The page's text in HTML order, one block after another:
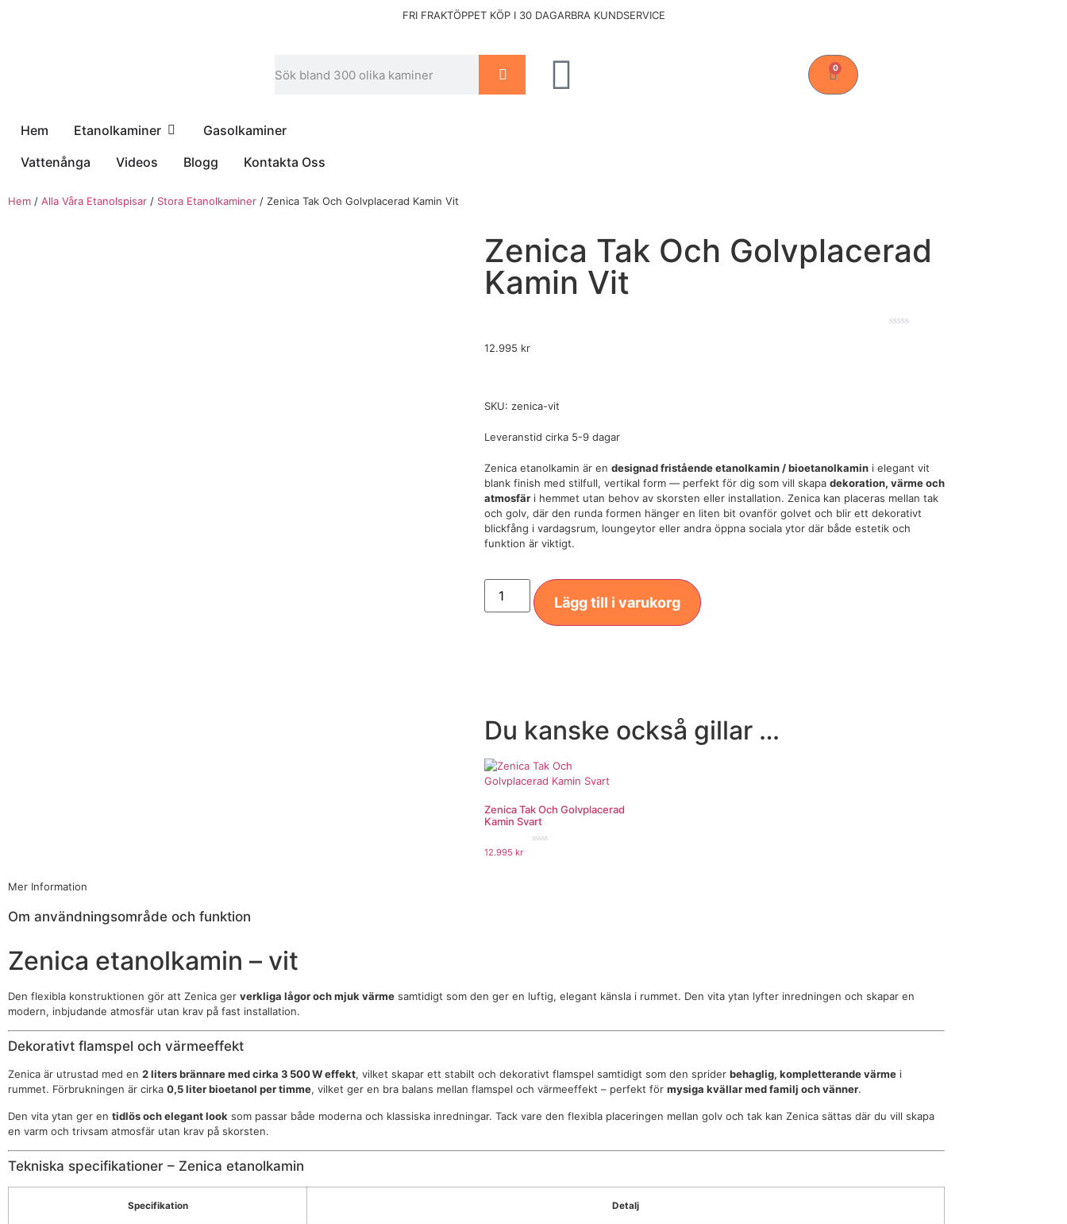
FRI FRAKTÖPPET KÖP I 30 DAGARBRA KUNDSERVICE
0
Hem Etanolkaminer
Gasolkaminer
Vattenånga
Videos Blogg Kontakta Oss
Hem / Alla Våra Etanolspisar / Stora Etanolkaminer / Zenica Tak Och Golvplacerad Kamin Vit
Zenica Tak Och Golvplacerad
Kamin Vit
12.995 kr
SKU: zenica-vit
Leveranstid cirka 5-9 dagar
Zenica etanolkamin är en designad fristående etanolkamin / bioetanolkamin i elegant vit
blank finish med stilfull, vertikal form — perfekt för dig som vill skapa dekoration, värme och
atmosfär i hemmet utan behov av skorsten eller installation. Zenica kan placeras mellan tak
och golv, där den runda formen hänger en liten bit ovanför golvet och blir ett dekorativt
blickfång i vardagsrum, loungeytor eller andra öppna sociala ytor där både estetik och
funktion är viktigt.
Lägg till i varukorg
Du kanske också gillar …
Zenica Tak Och Golvplacerad
Kamin Svart
12.995 kr
Mer Information
Om användningsområde och funktion
Zenica etanolkamin – vit
Den flexibla konstruktionen gör att Zenica ger verkliga lågor och mjuk värme samtidigt som den ger en luftig, elegant känsla i rummet. Den vita ytan lyfter inredningen och skapar en
modern, inbjudande atmosfär utan krav på fast installation.
Dekorativt flamspel och värmeeffekt
Zenica är utrustad med en 2 liters brännare med cirka 3 500 W effekt, vilket skapar ett stabilt och dekorativt flamspel samtidigt som den sprider behaglig, kompletterande värme i
rummet. Förbrukningen är cirka 0,5 liter bioetanol per timme, vilket ger en bra balans mellan flamspel och värmeeffekt – perfekt för mysiga kvällar med familj och vänner.
Den vita ytan ger en tidlös och elegant look som passar både moderna och klassiska inredningar. Tack vare den flexibla placeringen mellan golv och tak kan Zenica sättas där du vill skapa
en varm och trivsam atmosfär utan krav på skorsten.
Tekniska specifikationer – Zenica etanolkamin
Specifikation Detalj